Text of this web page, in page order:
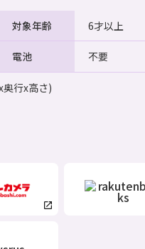
購入はこちら
対象年齢 6才以上
電池 不要
奥行x高さ)